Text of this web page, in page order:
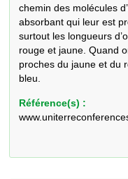
chemin des molécules
absorbant qui leur est
surtout les longueurs
rouge et jaune. Quand
proches du jaune et du
bleu.
Référence(s) :